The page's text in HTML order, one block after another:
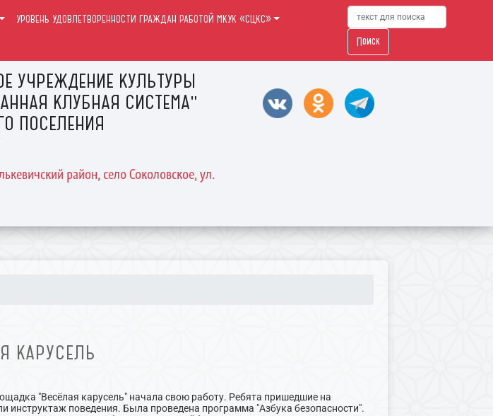
УЧРЕЖДЕНИЕ КУЛЬТУРЫ
КЛУБНАЯ СИСТЕМА"
ПОСЕЛЕНИЯ
район, село Соколовское, ул.
УРОВЕНЬ УДОВЛЕТВОРЕННОСТИ ГРАЖДАН РАБОТОЙ МКУК «СЦКС»
Поиск
КАРУСЕЛЬ
"Весёлая карусель" начала свою работу. Ребята пришедшие на
инструктаж поведения. Была проведена программа "Азбука безопасности".